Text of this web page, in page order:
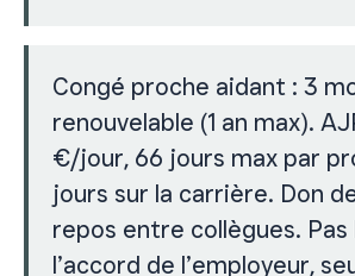
Congé proche aidant : 3
renouvelable (1 an max).
€/jour, 66 jours max par
jours sur la carrière. Don
repos entre collègues. Pas
l’accord de l’employeur,